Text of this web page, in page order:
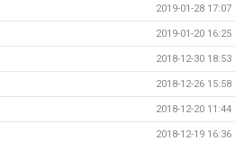
2019-01-28 17:07
2019-01-20 16:25
2018-12-30 18:53
2018-12-26 15:58
2018-12-20 11:44
2018-12-19 16:36